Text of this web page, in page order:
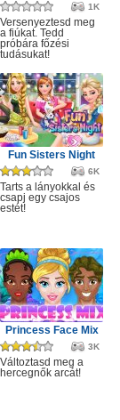
1K
Versenyeztesd meg
a fiúkat. Tedd
próbára főzési
tudásukat!
Fun Sisters Night
6K
Tarts a lányokkal és
csapj egy csajos
estét!
Princess Face Mix
3K
Változtasd meg a
hercegnők arcát!